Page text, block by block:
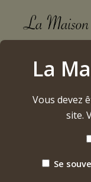
PDR 1878
Accueil /
Etiquette: PDR
Par défaut
Afficher 15
La
Vous devez
site.
Se